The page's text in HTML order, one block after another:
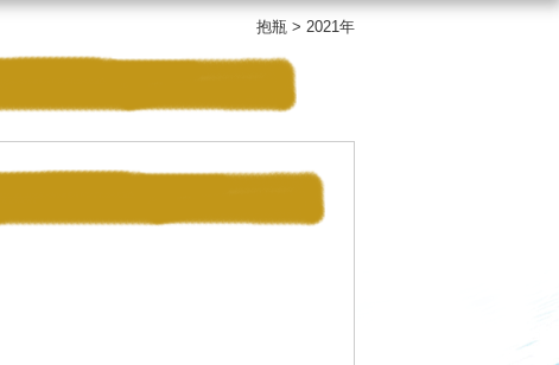
抱瓶 > 2021年